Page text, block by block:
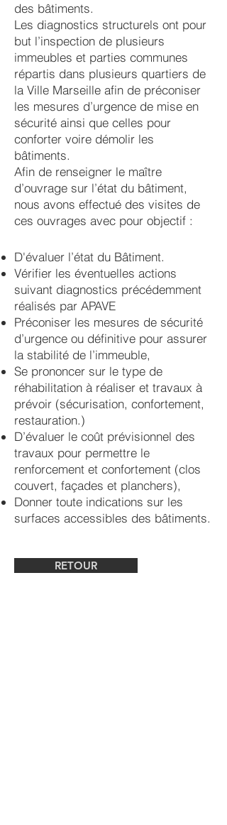
des bâtiments.
Les diagnostics structurels ont pour
but l’inspection de plusieurs
immeubles et parties communes
répartis dans plusieurs quartiers de
la Ville Marseille afin de préconiser
les mesures d’urgence de mise en
sécurité ainsi que celles pour
conforter voire démolir les
bâtiments.
Afin de renseigner le maître
d’ouvrage sur l’état du bâtiment,
nous avons effectué des visites de
ces ouvrages avec pour objectif :
D'évaluer l’état du Bâtiment.
Vérifier les éventuelles actions
suivant diagnostics précédemment
réalisés par APAVE
Préconiser les mesures de sécurité
d’urgence ou définitive pour assurer
la stabilité de l’immeuble,
Se prononcer sur le type de
réhabilitation à réaliser et travaux à
prévoir (sécurisation, confortement,
restauration.)
D’évaluer le coût prévisionnel des
travaux pour permettre le
renforcement et confortement (clos
couvert, façades et planchers),
Donner toute indications sur les
surfaces accessibles des bâtiments.
RETOUR